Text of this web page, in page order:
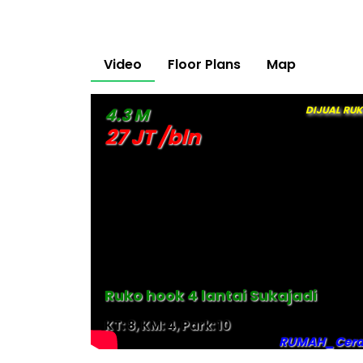
Video Floor Plans Map
4.3 M DIJUAL
27 JT /bln
Ruko hook 4 lantai Sukajadi
KT: 8, KM: 4, Park: 10